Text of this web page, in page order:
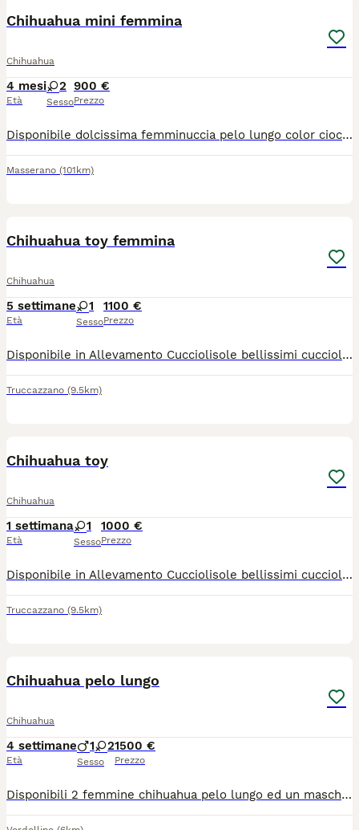
Chihuahua mini femmina
Chihuahua
4 mesi
Età
2
Sesso
900 €
Prezzo
Disponibile dolcissima femminuccia pelo lungo color cioccolato. La piccola ha un carattere straordinario, è un vero gioiellino un regalo x l’anima e la mente , con lei non ci può annoiare. Ama la compagnia sua dei suoi simili che umani. Solo persone serie e amati dei animali. No allevatori. Solo famiglie. Consegnamo personalmente in tutta Italia.
Masserano (101km)
Chihuahua toy femmina
Chihuahua
5 settimane
Età
1
Sesso
1100 €
Prezzo
Disponibile in Allevamento Cucciolisole bellissimi cuccioli di chihuahua si vari colori che si consegnano DI PERSONA in tutta ITALIA dal 20 agosto in poi. I cuccioli avranno doppia sverminazione, primo e secondo vaccino, libretto sanitario e visita veterinaria, microchip con relativo passaggio di proprietà, pedigree Enci e trattamento antiparassitario. Saranno abituati all'uso della traversina igienica e socializzati con altri cani e gatti. Crescono in famiglia giocando con bambini... Allevamento CUCCIOLISOLE anche whatapp
Truccazzano (9.5km)
Chihuahua toy
Chihuahua
1 settimana
Età
1
Sesso
1000 €
Prezzo
Disponibile in Allevamento Cucciolisole bellissimi cuccioli di chihuahua si vari colori che si consegnano DI PERSONA in tutta ITALIA dal 20 agosto in poi. I cuccioli avranno doppia sverminazione, primo e secondo vaccino, libretto sanitario e visita veterinaria, microchip con relativo passaggio di proprietà, pedigree Enci e trattamento antiparassitario. Saranno abituati all'uso della traversina igienica e socializzati con altri cani e gatti. Crescono in famiglia giocando con bambini... Allevamento CUCCIOLISOLE anche whatapp
Truccazzano (9.5km)
Chihuahua pelo lungo
Chihuahua
4 settimane
Età
1 2
Sesso
1500 €
Prezzo
Disponibili 2 femmine chihuahua pelo lungo ed un maschietto taglia mini verranno consegnati completi di ciclo vermifugo trattamento antiparassitario vaccino microchip certificato medico libretto sanitario iscrizione anagrafe canina passaggio di proprietà kit cucciolo pedigree enci genitori visibili entrambi solo persone responsabili